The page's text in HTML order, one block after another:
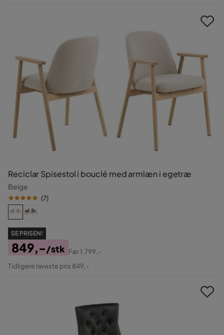
Reciclar Spisestol i bouclé med armlæn i egetræ
Beige
(7)
SE PRISEN!
Pris
849,-/stk
Original
Før1.799,-
Tidligere laveste pris 849,-